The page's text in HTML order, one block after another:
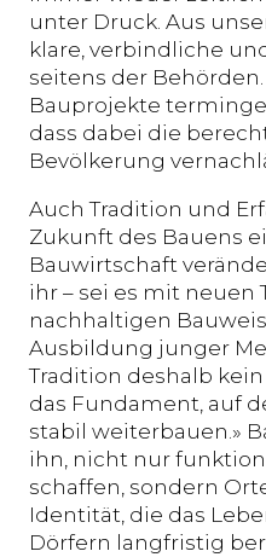
unter Druck. Aus
klare, verbindliche
seitens der
Bauprojekte
dass dabei die
Bevölkerung
Auch Tradition und
Zukunft des Bauens
Bauwirtschaft
ihr – sei es mit neuen
nachhaltigen
Ausbildung junger
Tradition deshalb
das Fundament, auf
stabil weiterbauen.»
ihn, nicht nur
schaffen, sondern
Identität, die das
Dörfern langfristig